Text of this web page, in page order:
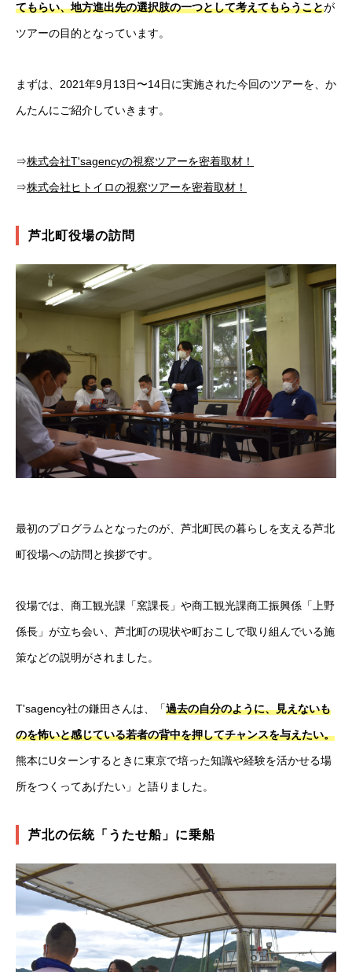
てもらい、地方進出先の選択肢の一つとして考えてもらうことが
ツアーの目的となっています。
まずは、2021年9月13日〜14日に実施された今回のツアーを、か
んたんにご紹介していきます。
⇒株式会社T'sagencyの視察ツアーを密着取材！
⇒株式会社ヒトイロの視察ツアーを密着取材！
芦北町役場の訪問
最初のプログラムとなったのが、芦北町民の暮らしを支える芦北
町役場への訪問と挨拶です。
役場では、商工観光課「窯課長」や商工観光課商工振興係「上野
係長」が立ち会い、芦北町の現状や町おこしで取り組んでいる施
策などの説明がされました。
T'sagency社の鎌田さんは、「過去の自分のように、見えないも
のを怖いと感じている若者の背中を押してチャンスを与えたい。
熊本にUターンするときに東京で培った知識や経験を活かせる場
所をつくってあげたい」と語りました。
芦北の伝統「うたせ船」に乗船